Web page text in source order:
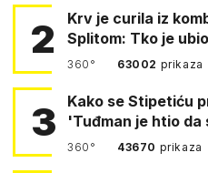
2
Krv je curila iz
Splitom: Tko je
360° 63002 prikaza
3
Kako se Stipetiću
'Tuđman je htio da
360° 43670 prikaza